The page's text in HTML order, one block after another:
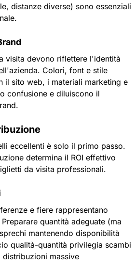
distanze diverse) sono essenziali
visita devono riflettere l'identità
Colori, font e stile
il sito web, i materiali marketing e
confusione e diluiscono il
eccellenti è solo il primo passo.
determina il ROI effettivo
da visita professionali.
e fiere rappresentano
quantità adeguate (ma
mantenendo disponibilità
qualità-quantità privilegia scambi
massive